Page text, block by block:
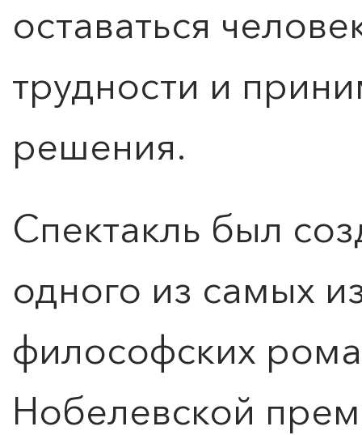
оставаться
трудности и
решения.
Спектакль был
одного из самых
философских
Нобелевской